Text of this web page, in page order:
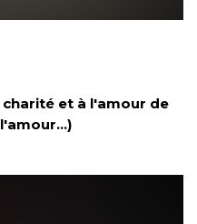
charité et à l'amour de